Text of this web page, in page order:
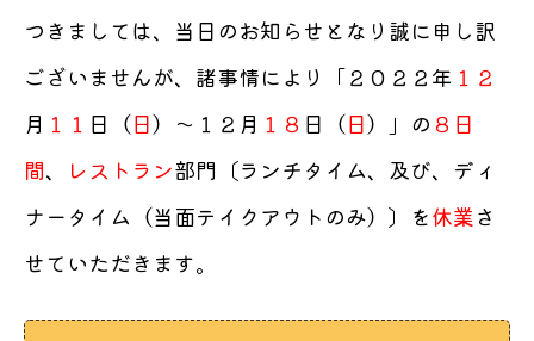
つきましては、当日のお知らせとなり誠に申し訳
ございませんが、諸事情により「２０２２年 １２
月 １１ 日（日）〜１２月 １８ 日（日）」の ８日
間、 レストラン部門〔ランチタイム、及び、ディ
ナータイム（当面テイクアウトのみ）〕を休業さ
せていただきます。